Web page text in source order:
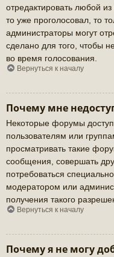
отредактировать любой
то уже проголосовал, то
администраторы могут
сделано для того, чтобы
во время голосования.
Вернуться к началу
Почему мне
Некоторые форумы
пользователям или
просматривать такие
сообщения, совершать
потребоваться
модератором или
получения такого
Вернуться к началу
Почему я не могу